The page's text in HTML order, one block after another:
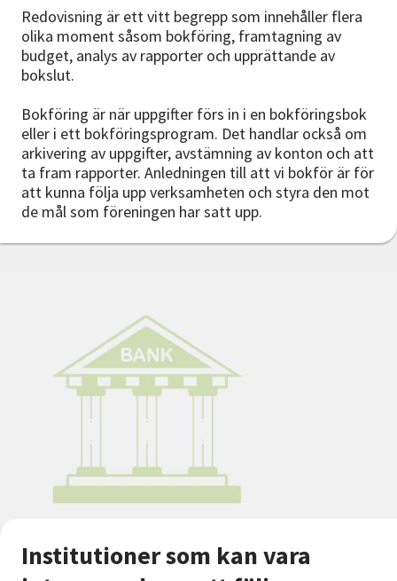
Redovisning är ett vitt begrepp som innehåller flera
olika moment såsom bokföring, framtagning av
budget, analys av rapporter och upprättande av
bokslut.
Bokföring är när uppgifter förs in i en bokföringsbok
eller i ett bokföringsprogram. Det handlar också om
arkivering av uppgifter, avstämning av konton och att
ta fram rapporter. Anledningen till att vi bokför är för
att kunna följa upp verksamheten och styra den mot
de mål som föreningen har satt upp.
Institutioner som kan vara